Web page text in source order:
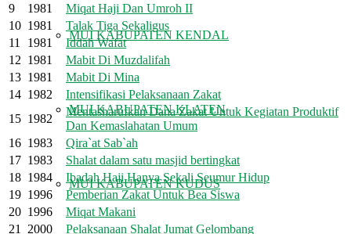
MUI KABUPATEN KENDAL
MUI KABUPATEN KLATEN
MUI KABUPATEN KUDUS
9
1981
Miqat Haji Dan Umroh II
10 1981
Talak Tiga Sekaligus
11
1981
Iddah Wafat
12 1981
Mabit Di Muzdalifah
13 1981
Mabit Di Mina
14 1982
Intensifikasi Pelaksanaan Zakat
15 1982
Mentasharufkan Dana Zakat Untuk Kegiatan Produktif
Dan Kemaslahatan Umum
16 1983
Qira`at Sab`ah
17 1983
Shalat dalam satu masjid bertingkat
18 1984
Ibadah Haji Hanya Sekali Seumur Hidup
19 1996
Pemberian Zakat Untuk Bea Siswa
20 1996
Miqat Makani
21
2000
Pelaksanaan Shalat Jumat Gelombang